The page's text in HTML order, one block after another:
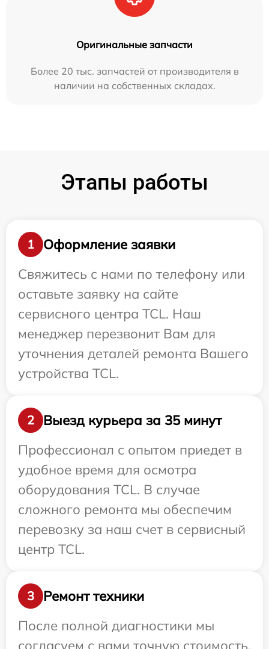
Оригинальные запчасти
Более 20 тыс. запчастей от производителя в
наличии на собственных складах.
Этапы работы
1
Оформление заявки
Свяжитесь с нами по телефону или
оставьте заявку на сайте
сервисного центра TCL. Наш
менеджер перезвонит Вам для
уточнения деталей ремонта Вашего
устройства TCL.
2
Выезд курьера за 35 минут
Профессионал с опытом приедет в
удобное время для осмотра
оборудования TCL. В случае
сложного ремонта мы обеспечим
перевозку за наш счет в сервисный
центр TCL.
3
Ремонт техники
После полной диагностики мы
согласуем с вами точную стоимость,